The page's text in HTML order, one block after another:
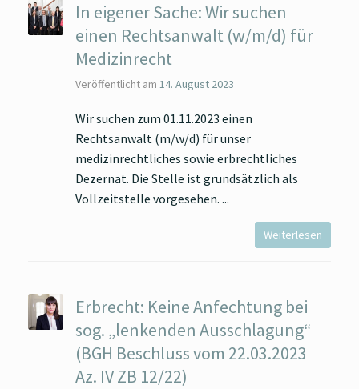
In eigener Sache: Wir suchen
einen Rechtsanwalt (w/m/d) für
Medizinrecht
Veröffentlicht am 14. August 2023
Wir suchen zum 01.11.2023 einen
Rechtsanwalt (m/w/d) für unser
medizinrechtliches sowie erbrechtliches
Dezernat. Die Stelle ist grundsätzlich als
Vollzeitstelle vorgesehen.
Weiterlesen
Erbrecht: Keine Anfechtung bei
sog. „lenkenden Ausschlagung“
(BGH Beschluss vom 22.03.2023
Az. IV ZB 12/22)